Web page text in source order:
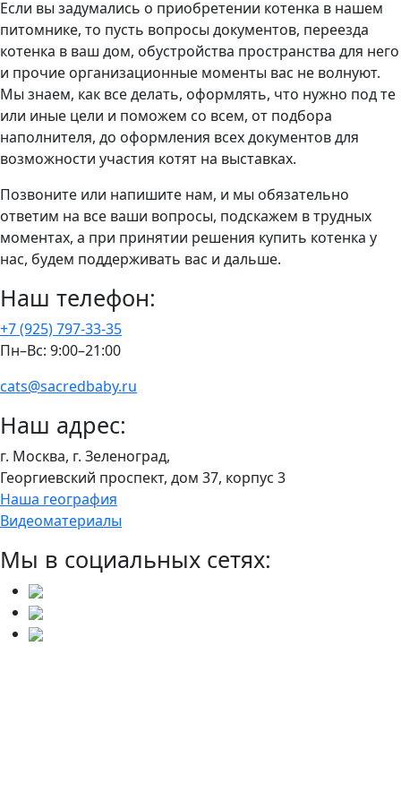
Если вы задумались о приобретении котенка в нашем
питомнике, то пусть вопросы документов, переезда
котенка в ваш дом, обустройства пространства для него
и прочие организационные моменты вас не волнуют.
Мы знаем, как все делать, оформлять, что нужно под те
или иные цели и поможем со всем, от подбора
наполнителя, до оформления всех документов для
возможности участия котят на выставках.
Позвоните или напишите нам, и мы обязательно
ответим на все ваши вопросы, подскажем в трудных
моментах, а при принятии решения купить котенка у
нас, будем поддерживать вас и дальше.
Наш телефон:
+7 (925) 797-33-35
Пн–Вс: 9:00–21:00
cats@sacredbaby.ru
Наш адрес:
г. Москва, г. Зеленоград,
Георгиевский проспект, дом 37, корпус 3
Наша география
Видеоматериалы
Мы в социальных сетях: